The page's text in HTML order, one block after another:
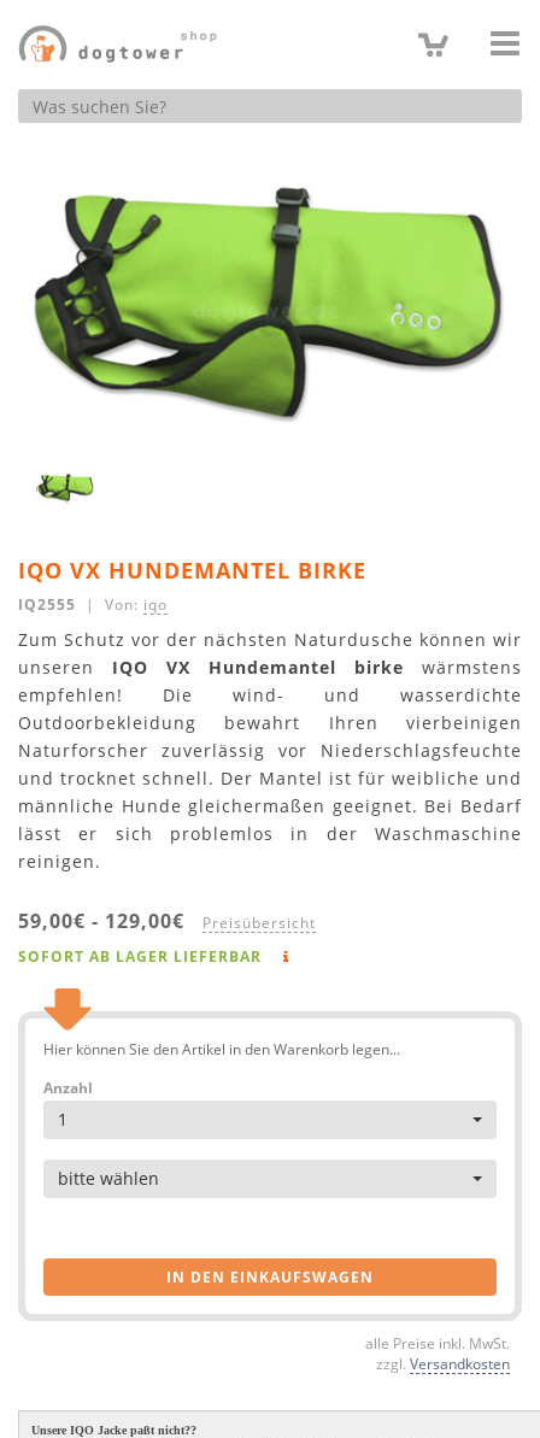
Produktsuche
IQO VX HUNDEMANTEL BIRKE
IQ2555 | Von: iqo
Zum Schutz vor der nächsten Naturdusche können wir
unseren IQO VX Hundemantel birke wärmstens
empfehlen! Die wind- und wasserdichte
Outdoorbekleidung bewahrt Ihren vierbeinigen
Naturforscher zuverlässig vor Niederschlagsfeuchte
und trocknet schnell. Der Mantel ist für weibliche und
männliche Hunde gleichermaßen geeignet. Bei Bedarf
lässt er sich problemlos in der Waschmaschine
reinigen.
59,00€ - 129,00€ Preisübersicht
SOFORT AB LAGER LIEFERBAR
Hier können Sie den Artikel in den Warenkorb legen...
Anzahl
1
Artikel
bitte wählen
IN DEN EINKAUFSWAGEN
alle Preise inkl. MwSt.
zzgl. Versandkosten
Unsere IQO Jacke paßt nicht??